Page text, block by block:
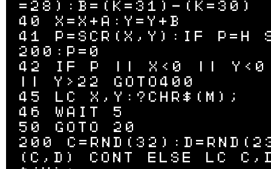
=28):B=(K=31)-(K=30)
40 X=X+A:Y=Y+B
41 P=SCR(X,Y):IF P=H
200:P=0
42 IF P || X<0 || Y<0
|| Y>22 GOTO400
45 LC X,Y:?CHR$(M);
46 WAIT 5
50 GOTO 20
200
(C,D) CONT ELSE LC